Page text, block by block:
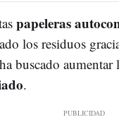
papeleras
los residuos
buscado
.